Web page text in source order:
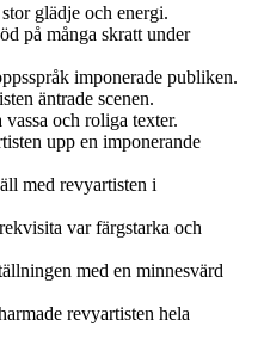
glädje och energi.
på många skratt under
imponerade publiken.
äntrade scenen.
och roliga texter.
upp en imponerande
med revyartisten i
var färgstarka och
med en minnesvärd
revyartisten hela